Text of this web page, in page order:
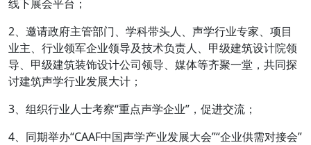
线下展会平台；
2、邀请政府主管部门、学科带头人、声学行业专家、项目
业主、行业领军企业领导及技术负责人、甲级建筑设计院领
导、甲级建筑装饰设计公司领导、媒体等齐聚一堂，共同探
讨建筑声学行业发展大计；
3、组织行业人士考察“重点声学企业”，促进交流；
4、同期举办“CAAF中国声学产业发展大会”“企业供需对接会”